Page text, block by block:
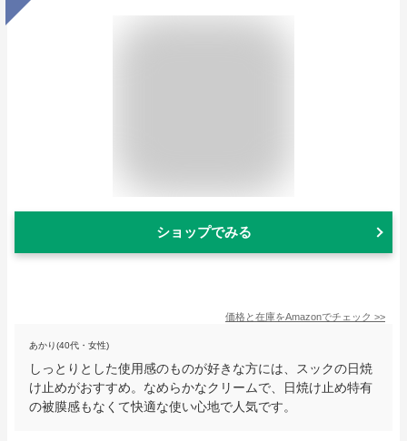
ショップでみる
価格と在庫をAmazonでチェック >>
あかり(40代・女性)
しっとりとした使用感のものが好きな方には、スックの日焼
け止めがおすすめ。なめらかなクリームで、日焼け止め特有
の被膜感もなくて快適な使い心地で人気です。